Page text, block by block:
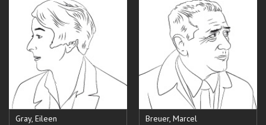
Gray, Eileen Breuer, Marcel